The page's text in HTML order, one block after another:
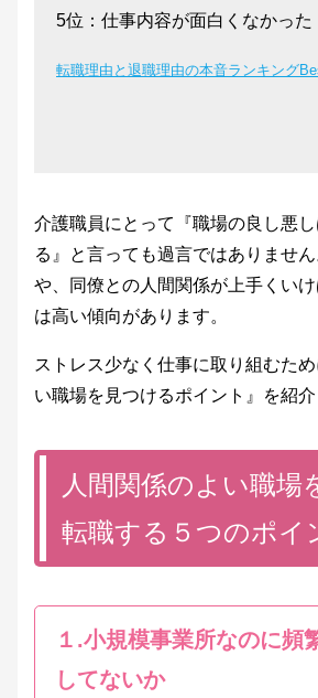
5位：仕事内容が面白くなかった
転職理由と退職理由の本音ランキング
介護職員にとって『職場の良し悪
る』と言っても過言ではありませ
や、同僚との人間関係が上手くい
は高い傾向があります。
ストレス少なく仕事に取り組むた
い職場を見つけるポイント』を紹介
人間関係のよい職場
転職する５つのポイ
１.小規模事業所なのに頻
してないか